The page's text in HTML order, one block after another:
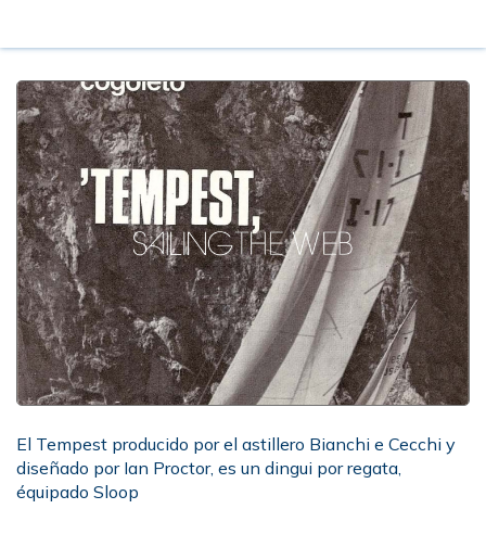
El Tempest producido por el astillero Bianchi e Cecchi y
diseñado por Ian Proctor, es un dingui por regata,
équipado Sloop